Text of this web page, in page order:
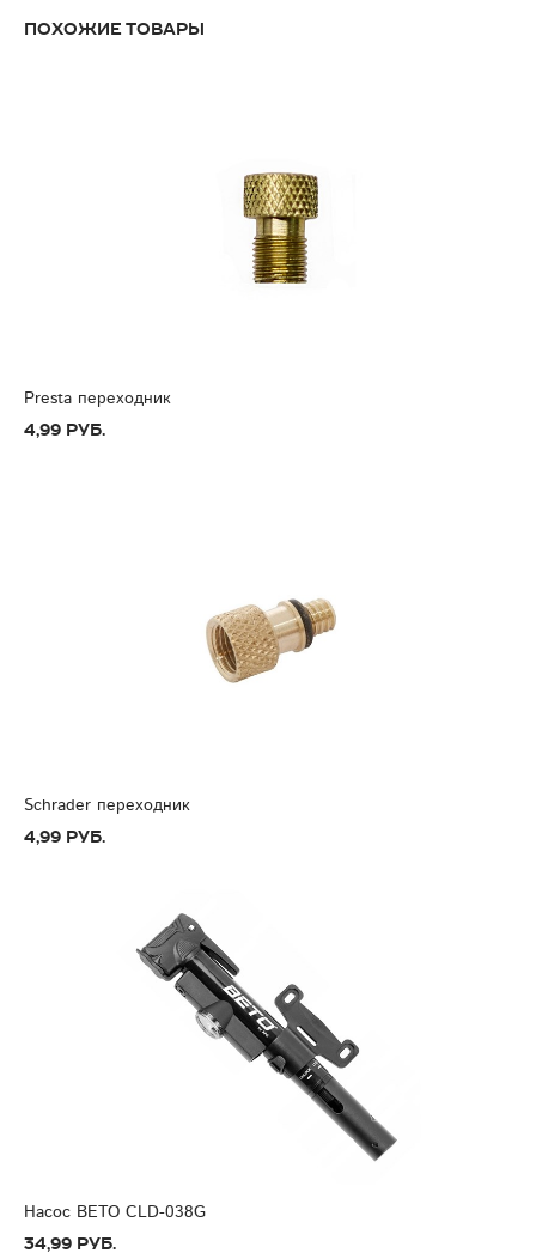
Похожие товары
Presta переходник
4,99 руб.
Schrader переходник
4,99 руб.
Насос BETO CLD-038G
34,99 руб.